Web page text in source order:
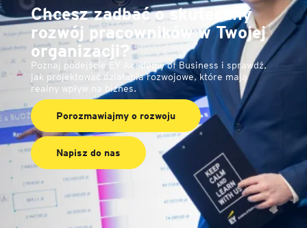
Chcesz zadbać o skuteczny
rozwój pracowników w Twojej
organizacji?
Poznaj podejście EY Academy of Business i sprawdź,
jak projektować działania rozwojowe, które mają
realny wpływ na biznes.
Porozmawiajmy o rozwoju
Napisz do nas